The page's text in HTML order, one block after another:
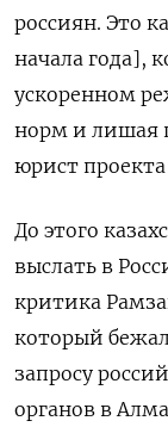
россиян. Это
начала года],
ускоренном
норм и лишая
юрист
До этого
выслать в
критика
который
запросу
органов в